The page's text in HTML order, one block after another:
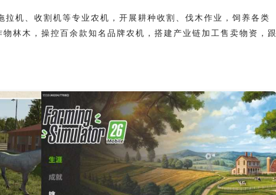
机、收割机等专业农机，开展耕种收割、伐木作业，饲养各类
林木，操控百余款知名品牌农机，搭建产业链加工售卖物资，跟